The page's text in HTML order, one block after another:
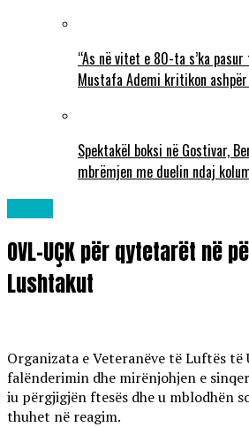
“As në vitet e 80-ta s’ka
Mustafa Ademi kritikon
Spektakël boksi në Gostivar,
mbrëmjen me duelin ndaj
OVL-UÇK për qytetarët në
Lushtakut
Organizata e Veteranëve të Luftës të
falënderimin dhe mirënjohjen e
iu përgjigjën ftesës dhe u mblodhën
thuhet në reagim.